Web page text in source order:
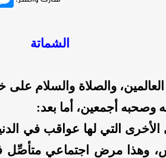
الشماتة
والصلاة والسلام على
وصحبه أجمعين، أما بعد:
التي لها عواقب في
وهذا مرض اجتماعي